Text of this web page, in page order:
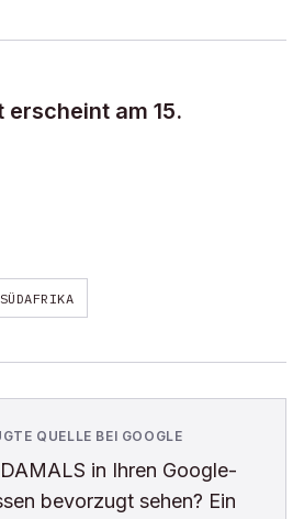
am 15.
SÜDAFRIKA
QUELLE BEI GOOGLE
DAMALS in Ihren Google-
bevorzugt sehen? Ein